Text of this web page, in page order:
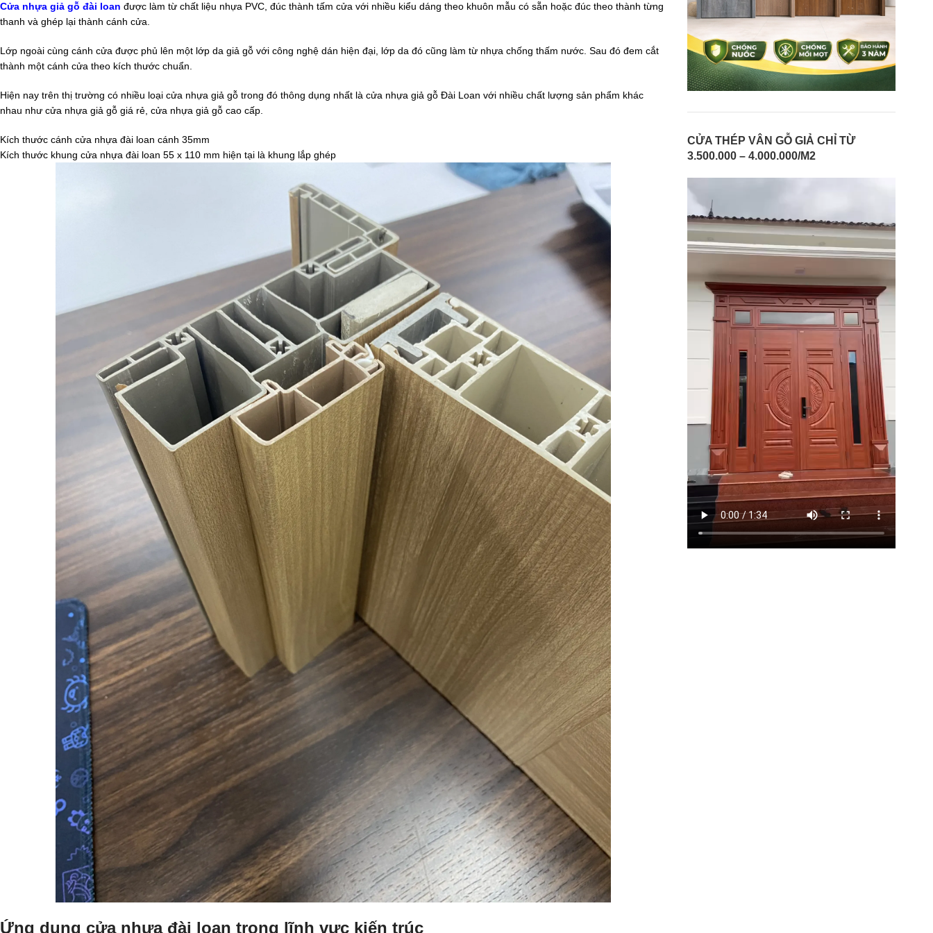
Cửa nhựa giả gỗ đài loan được làm từ chất liệu nhựa PVC, đúc thành tấm cửa với nhiều kiểu dáng theo khuôn mẫu có sẵn hoặc đúc theo thành từng
thanh và ghép lại thành cánh cửa.
Lớp ngoài cùng cánh cửa được phủ lên một lớp da giả gỗ với công nghệ dán hiện đại, lớp da đó cũng làm từ nhựa chống thấm nước. Sau đó đem cắt
thành một cánh cửa theo kích thước chuẩn.
Hiện nay trên thị trường có nhiều loại cửa nhựa giả gỗ trong đó thông dụng nhất là cửa nhựa giả gỗ Đài Loan với nhiều chất lượng sản phẩm khác
nhau như cửa nhựa giả gỗ giá rẻ, cửa nhựa giả gỗ cao cấp.
Kích thước cánh cửa nhựa đài loan cánh 35mm
Kích thước khung cửa nhựa đài loan 55 x 110 mm hiện tại là khung lắp ghép
Ứng dụng cửa nhựa đài loan trong lĩnh vực kiến trúc
CỬA THÉP VÂN GỖ GIẢ CHỈ TỪ
3.500.000 – 4.000.000/M2